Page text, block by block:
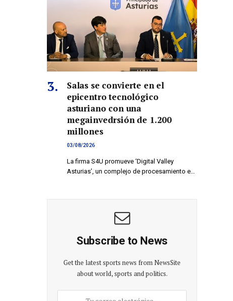
Salas se convierte en el
epicentro tecnológico
asturiano con una
megainvedrsión de 1.200
millones
03/08/2026
La firma S4U promueve ‘Digital Valley
Asturias’, un complejo de procesamiento e…
Subscribe to News
Get the latest sports news from NewsSite
about world, sports and politics.